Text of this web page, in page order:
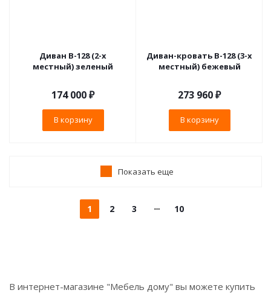
Диван В-128 (2-х
местный) зеленый
174 000₽
В корзину
Диван-кровать B-128 (3-х
местный) бежевый
273 960₽
В корзину
Показать еще
1 2 3 10
В интернет-магазине "Мебель дому" вы можете купить